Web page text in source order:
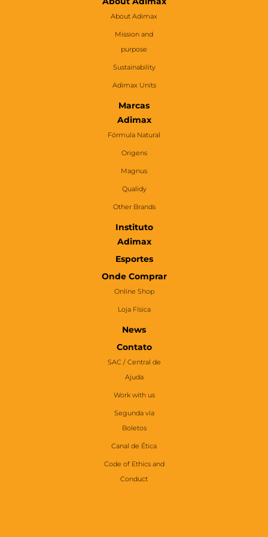
About Adimax
Mission and
purpose
Sustainability
Adimax Units
Marcas
Adimax
Fórmula Natural
Origens
Magnus
Qualidy
Other Brands
Instituto
Adimax
Esportes
Onde Comprar
Online Shop
Loja Física
News
Contato
SAC / Central de
Ajuda
Work with us
Segunda via
Boletos
Canal de Ética
Code of Ethics and
Conduct